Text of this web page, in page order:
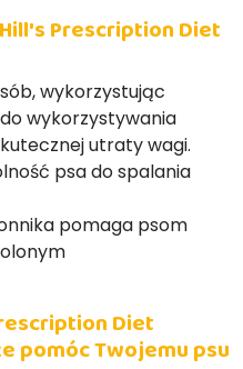
Prescription Diet
wykorzystując
wykorzystywania
utraty wagi.
psa do spalania
pomaga psom
Diet
pomóc Twojemu psu